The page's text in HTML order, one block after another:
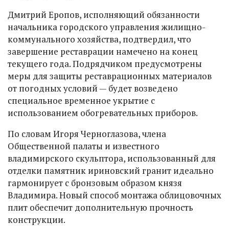
Дмитрий Еропов, исполняющий обязанности
начальника городского управления жилищно-
коммунального хозяйства, подтвердил, что
завершение реставрации намечено на конец
текущего года. Подрядчиком предусмотрены
меры для защиты реставрационных материалов
от погодных условий — будет возведено
специальное временное укрытие с
использованием обогревательных приборов.
По словам Игоря Черноглазова, члена
Общественной палаты и известного
владимирского скульптора, использованный для
отделки памятник ириновский гранит идеально
гармонирует с бронзовым образом князя
Владимира. Новый способ монтажа облицовочных
плит обеспечит дополнительную прочность
конструкции.